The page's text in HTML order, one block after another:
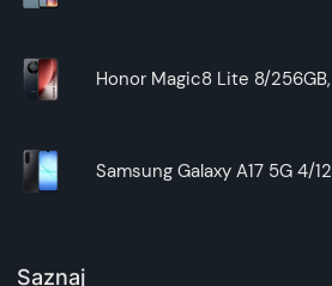
Honor Magic8 Lite 8/
Samsung Galaxy A17 5G 4/
Saznaj